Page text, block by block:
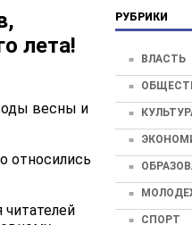
лета!
весны и
относились
РУБРИКИ
ВЛАСТЬ
СПОРТ